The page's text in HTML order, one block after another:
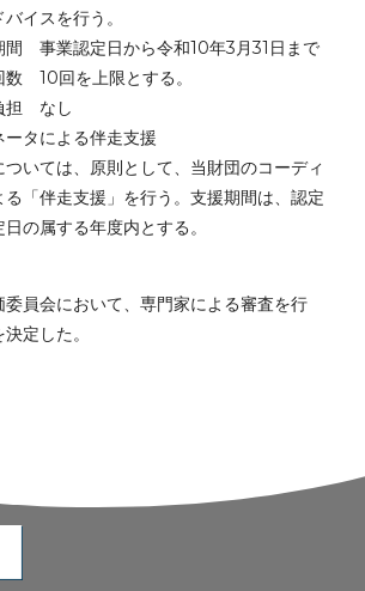
イスを行う。
間 事業認定日から令和10年3月31日まで
数 10回を上限とする。
担 なし
ータによる伴走支援
ついては、原則として、当財団のコーディ
る「伴走支援」を行う。支援期間は、認定
の属する年度内とする。
委員会において、専門家による審査を行
定した。